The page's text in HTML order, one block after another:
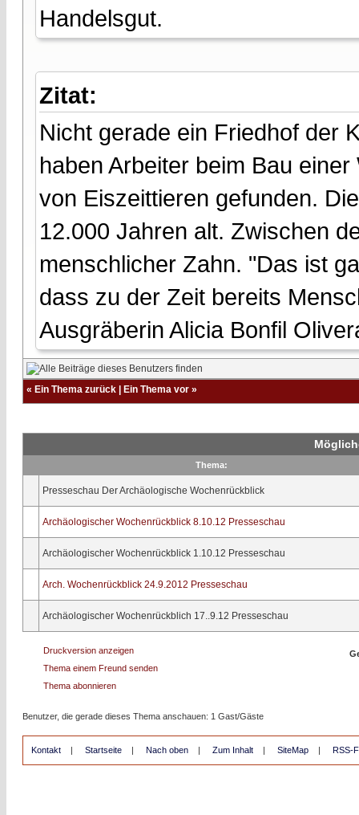
Handelsgut.
Zitat:
Nicht gerade ein Friedhof der
haben Arbeiter beim Bau
von Eiszeittieren gefunden.
12.000 Jahren alt. Zwischen
menschlicher Zahn. "Das ist
dass zu der Zeit bereits
Ausgräberin Alicia Bonfil
« Ein Thema zurück Ein Thema vor »
Thema:
Presseschau Der Archäologische Wochenrückblick
Archäologischer Wochenrückblick 8.10.12 Presseschau
Archäologischer Wochenrückblick 1.10.12 Presseschau
Arch. Wochenrückblick 24.9.2012 Presseschau
Archäologischer Wochenrückblich 17..9.12 Presseschau
Druckversion anzeigen
Thema einem Freund senden
Thema abonnieren
Benutzer, die gerade dieses Thema anschauen: 1 Gast/Gäste
Kontakt | Startseite | Nach oben | Zum Inhalt | SiteMap | RSS-